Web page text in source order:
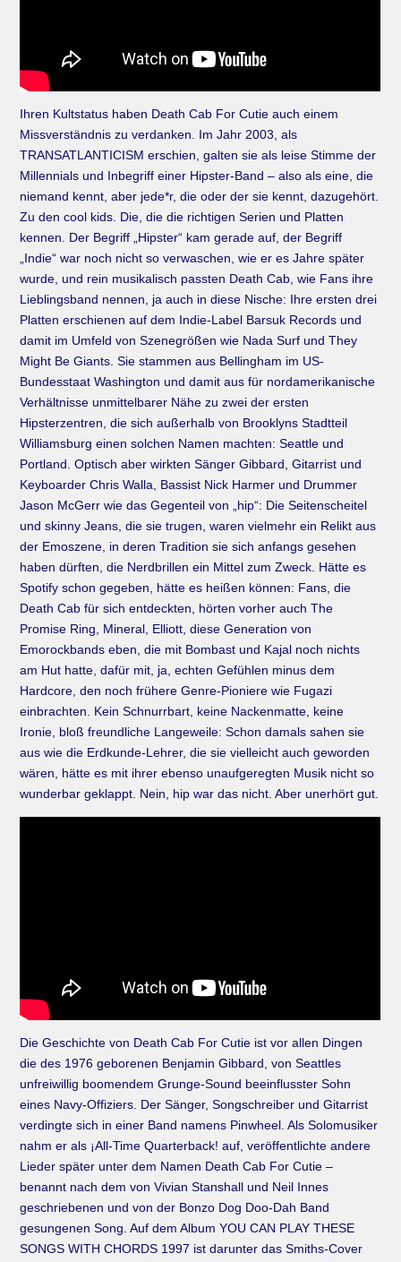
Ihren Kultstatus haben Death Cab For Cutie auch einem
Missverständnis zu verdanken. Im Jahr 2003, als
TRANSATLANTICISM erschien, galten sie als leise Stimme der
Millennials und Inbegriff einer Hipster-Band – also als eine, die
niemand kennt, aber jede*r, die oder der sie kennt, dazugehört.
Zu den cool kids. Die, die die richtigen Serien und Platten
kennen. Der Begriff „Hipster“ kam gerade auf, der Begriff
„Indie“ war noch nicht so verwaschen, wie er es Jahre später
wurde, und rein musikalisch passten Death Cab, wie Fans ihre
Lieblingsband nennen, ja auch in diese Nische: Ihre ersten drei
Platten erschienen auf dem Indie-Label Barsuk Records und
damit im Umfeld von Szenegrößen wie Nada Surf und They
Might Be Giants. Sie stammen aus Bellingham im US-
Bundesstaat Washington und damit aus für nordamerikanische
Verhältnisse unmittelbarer Nähe zu zwei der ersten
Hipsterzentren, die sich außerhalb von Brooklyns Stadtteil
Williamsburg einen solchen Namen machten: Seattle und
Portland. Optisch aber wirkten Sänger Gibbard, Gitarrist und
Keyboarder Chris Walla, Bassist Nick Harmer und Drummer
Jason McGerr wie das Gegenteil von „hip“: Die Seitenscheitel
und skinny Jeans, die sie trugen, waren vielmehr ein Relikt aus
der Emoszene, in deren Tradition sie sich anfangs gesehen
haben dürften, die Nerdbrillen ein Mittel zum Zweck. Hätte es
Spotify schon gegeben, hätte es heißen können: Fans, die
Death Cab für sich entdeckten, hörten vorher auch The
Promise Ring, Mineral, Elliott, diese Generation von
Emorockbands eben, die mit Bombast und Kajal noch nichts
am Hut hatte, dafür mit, ja, echten Gefühlen minus dem
Hardcore, den noch frühere Genre-Pioniere wie Fugazi
einbrachten. Kein Schnurrbart, keine Nackenmatte, keine
Ironie, bloß freundliche Langeweile: Schon damals sahen sie
aus wie die Erdkunde-Lehrer, die sie vielleicht auch geworden
wären, hätte es mit ihrer ebenso unaufgeregten Musik nicht so
wunderbar geklappt. Nein, hip war das nicht. Aber unerhört gut.
Die Geschichte von Death Cab For Cutie ist vor allen Dingen
die des 1976 geborenen Benjamin Gibbard, von Seattles
unfreiwillig boomendem Grunge-Sound beeinflusster Sohn
eines Navy-Offiziers. Der Sänger, Songschreiber und Gitarrist
verdingte sich in einer Band namens Pinwheel. Als Solomusiker
nahm er als ¡All-Time Quarterback! auf, veröffentlichte andere
Lieder später unter dem Namen Death Cab For Cutie –
benannt nach dem von Vivian Stanshall und Neil Innes
geschriebenen und von der Bonzo Dog Doo-Dah Band
gesungenen Song. Auf dem Album YOU CAN PLAY THESE
SONGS WITH CHORDS 1997 ist darunter das Smiths-Cover